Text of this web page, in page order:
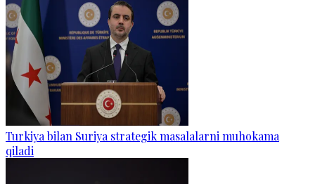
Turkiya bilan Suriya strategik masalalarni muhokama
qiladi